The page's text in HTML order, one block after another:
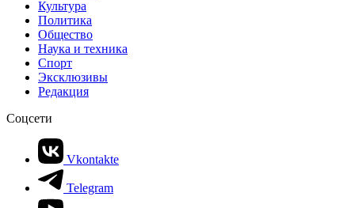
Культура
Политика
Общество
Наука и техника
Спорт
Эксклюзивы
Редакция
Соцсети
Vkontakte
Telegram